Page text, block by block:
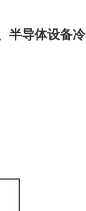
半导体设备冷